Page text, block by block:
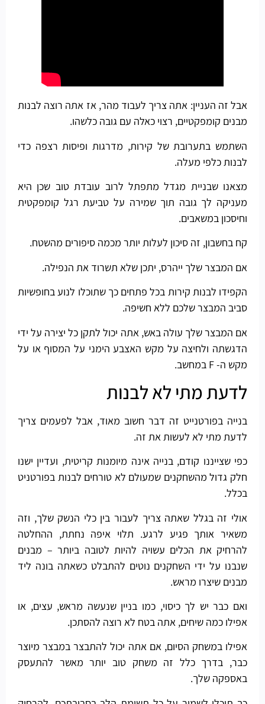
אבל זה העניין: אתה צריך לעבוד מהר, אז אתה רוצה לבנות
מבנים קומפקטיים, רצוי כאלה עם גובה כלשהו.
השתמש בתערובת של קירות, מדרגות ופיסות רצפה כדי
לבנות כלפי מעלה.
מצאנו שבניית מגדל מתפתל לרוב עובדת טוב שכן היא
מעניקה לך גובה תוך שמירה על טביעת רגל קומפקטית
וחיסכון במשאבים.
קח בחשבון, זה סיכון לעלות יותר מכמה סיפורים מהשטח.
אם המבצר שלך ייהרס, יתכן שלא תשרוד את הנפילה.
הקפידו לבנות קירות בכל פתחים כך שתוכלו לנוע בחופשיות
סביב המבצר שלכם ללא חשיפה.
אם המבצר שלך עולה באש, אתה יכול לתקן כל יצירה על ידי
הדגשתה ולחיצה על מקש האצבע הימני על המסוף או על
מקש ה- F במחשב.
לדעת מתי לא לבנות
בנייה בפורטנייט זה דבר חשוב מאוד, אבל לפעמים צריך
לדעת מתי לא לעשות את זה.
כפי שצייננו קודם, בנייה אינה מיומנות קריטית, ועדיין ישנו
חלק גדול מהשחקנים שמעולם לא טורחים לבנות בפורטניט
בכלל.
אולי זה בגלל שאתה צריך לעבור בין כלי הנשק שלך, וזה
משאיר אותך פגיע לרגע. תלוי איפה נחתת, ההחלטה
להרחיק את הכלים עשויה להיות לטובה ביותר – מבנים
שנבנו על ידי השחקנים נוטים להתבלט כשאתה בונה ליד
מבנים שיצרו מראש.
ואם כבר יש לך כיסוי, כמו בניין שנעשה מראש, עצים, או
אפילו כמה שיחים, אתה בטח לא רוצה להסתכן.
אפילו במשחק הסיום, אם אתה יכול להתבצר במבצר מיוצר
כבר, בדרך כלל זה משחק טוב יותר מאשר להתעסק
באספקה ​​שלך.